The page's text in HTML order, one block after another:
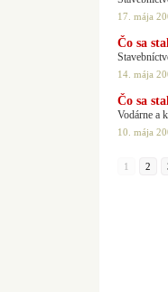
17. mája
Čo sa
14. mája
Čo sa
Vodárne a
10. mája
1 2